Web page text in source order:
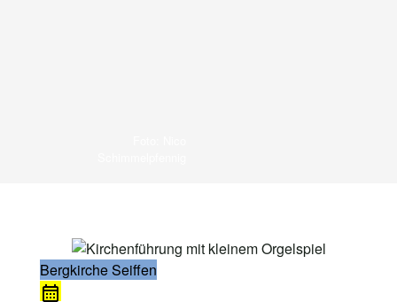
Bergkirche Seiffen